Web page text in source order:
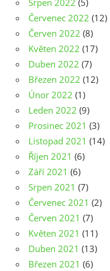
Srpen 2022 (5)
Červenec 2022 (12)
Červen 2022 (8)
Květen 2022 (17)
Duben 2022 (7)
Březen 2022 (12)
Únor 2022 (1)
Leden 2022 (9)
Prosinec 2021 (3)
Listopad 2021 (14)
Říjen 2021 (6)
Září 2021 (6)
Srpen 2021 (7)
Červenec 2021 (2)
Červen 2021 (7)
Květen 2021 (11)
Duben 2021 (13)
Březen 2021 (6)